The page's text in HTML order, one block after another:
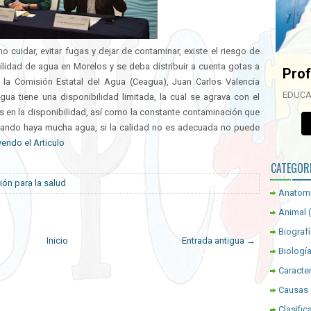
cuidar, evitar fugas y dejar de contaminar, existe el riesgo de
de agua en Morelos y se deba distribuir a cuenta gotas a
Comisión Estatal del Agua (Ceagua), Juan Carlos Valencia
tiene una disponibilidad limitada, la cual se agrava con el
en la disponibilidad, así como la constante contaminación que
haya mucha agua, si la calidad no es adecuada no puede
el Artículo
para la salud
Entrada antigua →
Inicio
Animal
Biología
Causas